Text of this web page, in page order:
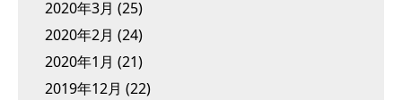
2020年3月 (25)
2020年2月 (24)
2020年1月 (21)
2019年12月 (22)